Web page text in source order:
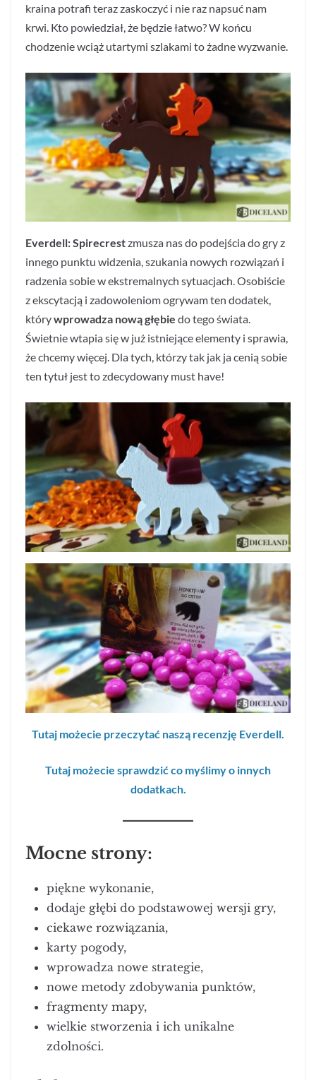
kraina potrafi teraz zaskoczyć i nie raz napsuć nam
krwi. Kto powiedział, że będzie łatwo? W końcu
chodzenie wciąż utartymi szlakami to żadne wyzwanie.
Everdell: Spirecrestzmusza nas do podejścia do gry z
innego punktu widzenia, szukania nowych rozwiązań i
radzenia sobie w ekstremalnych sytuacjach. Osobiście
z ekscytacją i zadowoleniom ogrywam ten dodatek,
którywprowadza nową głębie do tego świata.
Świetnie wtapia się w już istniejące elementy i sprawia,
że chcemy więcej. Dla tych, którzy tak jak ja cenią sobie
ten tytuł jest to zdecydowany must have!
Tutaj możecie przeczytać naszą recenzję Everdell.
Tutaj możecie sprawdzić co myślimy o innych
dodatkach.
Mocne strony:
piękne wykonanie,
dodaje głębi do podstawowej wersji gry,
ciekawe rozwiązania,
karty pogody,
wprowadza nowe strategie,
nowe metody zdobywania punktów,
fragmenty mapy,
wielkie stworzenia i ich unikalne
zdolności.